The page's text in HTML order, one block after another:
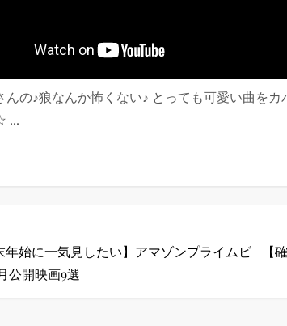
んの♪狼なんか怖くない♪ とっても可愛い曲を
...
年始に一気見したい】アマゾンプライムビ
公開映画9選
【
ス）
ス）